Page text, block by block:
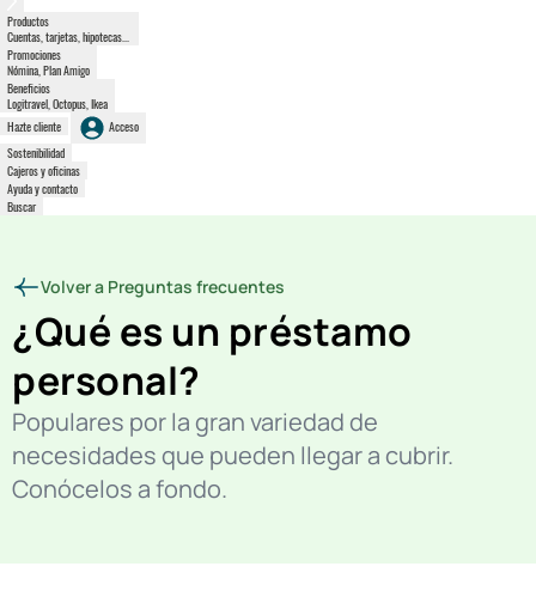
Productos
Cuentas, tarjetas, hipotecas...
Promociones
Nómina, Plan Amigo
Beneficios
Logitravel, Octopus, Ikea
Hazte cliente
Acceso
Sostenibilidad
Cajeros y oficinas
Ayuda y contacto
Buscar
Volver a Preguntas frecuentes
¿Qué es un préstamo
personal?
Populares por la gran variedad de
necesidades que pueden llegar a cubrir.
Conócelos a fondo.